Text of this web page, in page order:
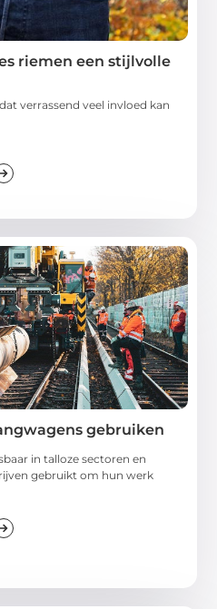
riemen een stijlvolle
verrassend veel invloed kan
gebruiken
in talloze sectoren en
gebruikt om hun werk